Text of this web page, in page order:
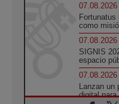
07.08.2026
como
07.08.2026
SIGNIS
espacio
07.08.2026
Lanzan
digital